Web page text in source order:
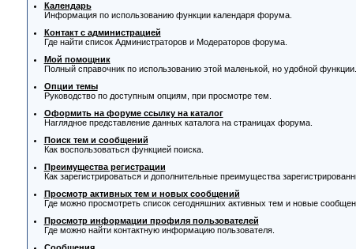
Календарь
Информация по использованию функции календаря форума.
Контакт с администрацией
Где найти список Администраторов и Модераторов форума.
Мой помощник
Полный справочник по использованию этой маленькой, но удобной функции.
Опции темы
Руководство по доступным опциям, при просмотре тем.
Оформить на форуме ссылку на каталог
Наглядное представление данных каталога на страницах форума.
Поиск тем и сообщений
Как воспользоваться функцией поиска.
Преимущества регистрации
Как зарегистрироваться и дополнительные преимущества
Просмотр активных тем и новых сообщений
Где можно просмотреть список сегодняшних активных тем и новые
Просмотр информации профиля пользователей
Где можно найти контактную информацию пользователя.